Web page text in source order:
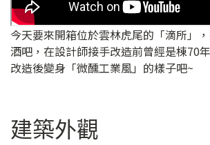
今天要來開箱位於雲林虎尾的「滴所」
酒吧，在設計師接手改造前曾經是棟70
改造後變身「微醺工業風」的樣子吧~
建築外觀